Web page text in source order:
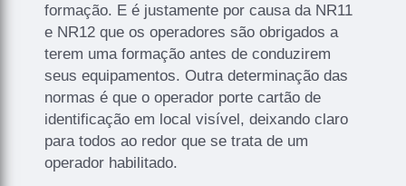
formação. E é justamente por causa da NR11
e NR12 que os operadores são obrigados a
terem uma formação antes de conduzirem
seus equipamentos. Outra determinação das
normas é que o operador porte cartão de
identificação em local visível, deixando claro
para todos ao redor que se trata de um
operador habilitado.